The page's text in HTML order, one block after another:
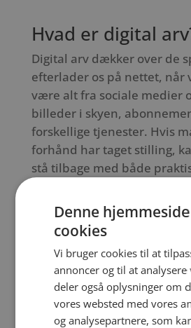
Hvad er digital
Digital arv dækker over de
efterlader os på nettet, når
være alt fra sociale medier
billeder i skyen,
forskellige tjenester. Hvis
forhånd har taget stilling,
stå tilbage med både
gøre sorgen endnu sværere.
Hvorfor er det vigtigt at
Sikrer minderne: Billeder,
beskeder risikerer at gå
har adgang.
Denne
cookies
Vi bruger cookies til at
annoncer og til at
deler også oplysninger om
vores websted med vores
og analysepartnere, som